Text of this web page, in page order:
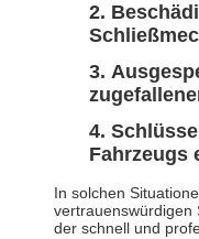
Fahrzeugs
In solchen
vertrauenswürdigen
der schnell und